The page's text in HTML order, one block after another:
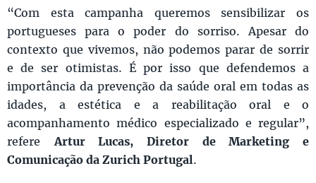
“Com esta campanha queremos sensibilizar os
portugueses para o poder do sorriso. Apesar do
contexto que vivemos, não podemos parar de sorrir
e de ser otimistas. É por isso que defendemos a
importância da prevenção da saúde oral em todas as
idades, a estética e a reabilitação oral e o
acompanhamento médico especializado e regular”,
refere Artur Lucas, Diretor de Marketing e
Comunicação da Zurich Portugal.